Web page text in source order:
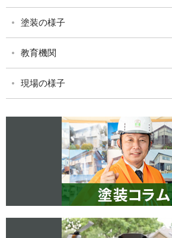
塗装の様子
教育機関
現場の様子